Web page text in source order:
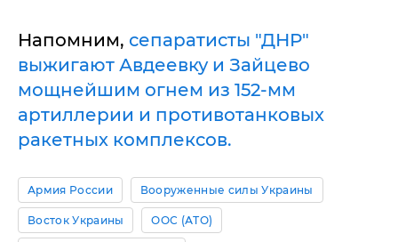
Напомним, сепаратисты "ДНР"
выжигают Авдеевку и Зайцево
мощнейшим огнем из 152-мм
артиллерии и противотанковых
ракетных комплексов.
Армия России Вооруженные силы Украины
Восток Украины ООС (АТО)